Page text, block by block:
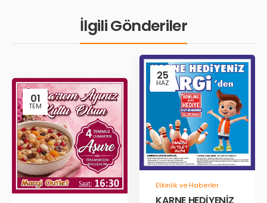
İlgili Gönderiler
01
TEM
25
HAZ
Etkinlik ve Haberler
KARNE HEDİYENİZ